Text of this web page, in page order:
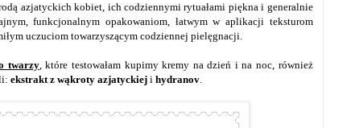
azjatyckich kobiet, ich codziennymi rytuałami piękna i generalnie
funkcjonalnym opakowaniom, łatwym w aplikacji teksturom
uczuciom towarzyszącym codziennej pielęgnacji.
twarzy, które testowałam kupimy kremy na dzień i na noc, również
ekstrakt z wąkroty azjatyckiej ihydranov.